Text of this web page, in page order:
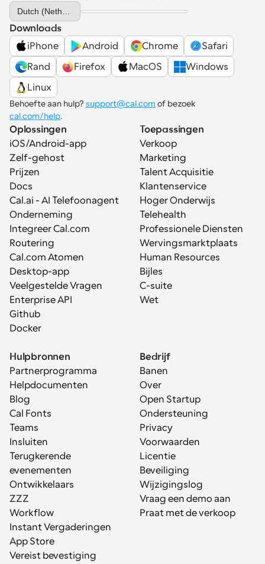
Select Language
Downloads
iPhone
Android Chrome
Safari
Rand
Firefox MacOS
Windows
Linux
Behoefte aan hulp? support@cal.com
cal.com/help.
Oplossingen
iOS/Android-app
Zelf-gehost
Prijzen
Docs
Cal.ai - AI Telefoonagent
Onderneming
Integreer Cal.com
Routering
Cal.com Atomen
Desktop-app
Veelgestelde Vragen
Enterprise API
Github
Docker
Toepassingen
Verkoop
Marketing
Talent Acquisitie
Klantenservice
Hoger Onderwijs
Telehealth
Professionele Diensten
Wervingsmarktplaats
Human Resources
Bijles
C-suite
Wet
Hulpbronnen
Partnerprogramma
Helpdocumenten
Blog
Cal Fonts
Teams
Insluiten
Terugkerende
evenementen
Ontwikkelaars
ZZZ
Workflow
Instant Vergaderingen
App Store
Vereist bevestiging
Bedrijf
Banen
Over
Open Startup
Ondersteuning
Privacy
Voorwaarden
Licentie
Beveiliging
Wijzigingslog
Vraag een demo aan
Praat met de verkoop